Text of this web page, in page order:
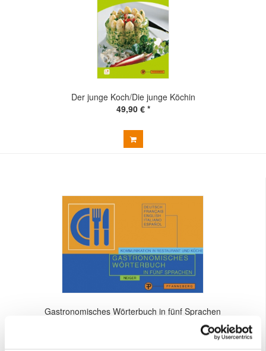
Der junge Koch/Die junge Köchin
49,90 € *
Gastronomisches Wörterbuch in fünf Sprachen